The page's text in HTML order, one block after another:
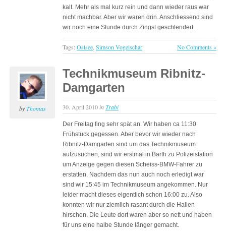
kalt. Mehr als mal kurz rein und dann wieder raus war
nicht machbar. Aber wir waren drin. Anschliessend sind
wir noch eine Stunde durch Zingst geschlendert.
Tags: Ostsee Simson Vogelschar No Comments »
byThomas
Technikmuseum Ribnitz-
Damgarten
30. April 2010inTrabi
Der Freitag fing sehr spät an. Wir haben ca 11:30
Frühstück gegessen. Aber bevor wir wieder nach
Ribnitz-Damgarten sind um das Technikmuseum
aufzusuchen, sind wir erstmal in Barth zu Polizeistation
um Anzeige gegen diesen Scheiss-BMW-Fahrer zu
erstatten. Nachdem das nun auch noch erledigt war
sind wir 15:45 im Technikmuseum angekommen. Nur
leider macht dieses eigentlich schon 16:00 zu. Also
konnten wir nur ziemlich rasant durch die Hallen
hirschen. Die Leute dort waren aber so nett und haben
für uns eine halbe Stunde länger gemacht.